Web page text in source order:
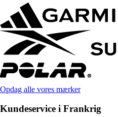
Opdag alle vores mærker
Kundeservice i Frankrig